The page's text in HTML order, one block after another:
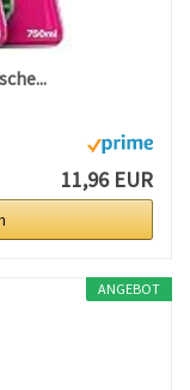
11,96 EUR
ANGEBOT